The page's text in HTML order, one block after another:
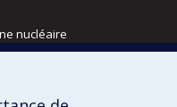
nucléaire